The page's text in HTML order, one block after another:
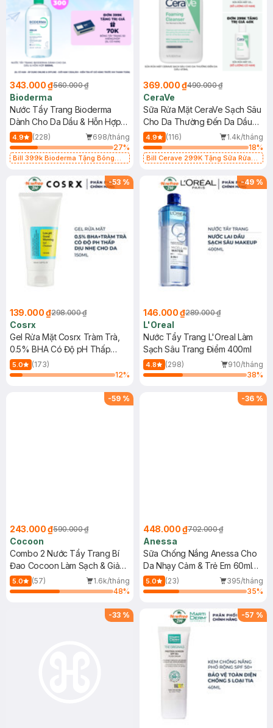
343.000 ₫560.000 ₫
Bioderma
Nước Tẩy Trang Bioderma
Dành Cho Da Dầu & Hỗn Hợp
500ml
4.9 (228)
698/tháng
27%
Bill 399k Bioderma Tặng Bông
369.000 ₫490.000 ₫
CeraVe
Sữa Rửa Mặt CeraVe Sạch Sâu
Cho Da Thường Đến Da Dầu
473ml
4.9 (116)
1.4k/tháng
18%
Bill Cerave 299K Tặng Sữa Rửa
-53 %
139.000 ₫298.000 ₫
Cosrx
Gel Rửa Mặt Cosrx Tràm Trà,
0.5% BHA Có Độ pH Thấp
150ml
5.0
(173)
12%
-49 %
146.000 ₫289.000 ₫
L'Oreal
Nước Tẩy Trang L'Oreal Làm
Sạch Sâu Trang Điểm 400ml
4.8 (298)
910/tháng
38%
-59 %
243.000 ₫590.000 ₫
Cocoon
Combo 2 Nước Tẩy Trang Bí
Đao Cocoon Làm Sạch & Giảm
Dầu 500ml
5.0 (57)
1.6k/tháng
48%
-36 %
448.000 ₫702.000 ₫
Anessa
Sữa Chống Nắng Anessa Cho
Da Nhạy Cảm & Trẻ Em 60ml
(Mới)
5.0 (23)
395/tháng
35%
-33 % -57 %